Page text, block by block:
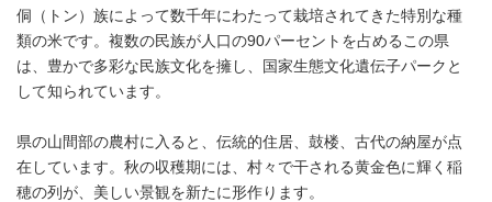
侗（トン）族によって数千年にわたって栽培されてきた特別な種
類の米です。複数の民族が人口の90パーセントを占めるこの県
は、豊かで多彩な民族文化を擁し、国家生態文化遺伝子パークと
して知られています。
県の山間部の農村に入ると、伝統的住居、鼓楼、古代の納屋が点
在しています。秋の収穫期には、村々で干される黄金色に輝く稲
穂の列が、美しい景観を新たに形作ります。